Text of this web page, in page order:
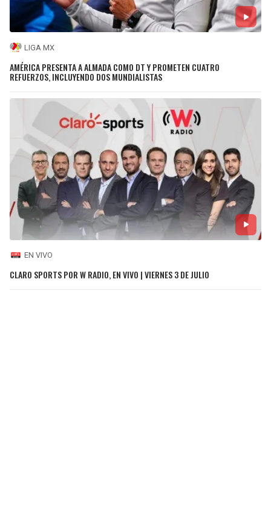
LIGA MX
AMÉRICA PRESENTA A ALMADA COMO DT Y PROMETEN CUATRO
REFUERZOS, INCLUYENDO DOS MUNDIALISTAS
EN VIVO
CLARO SPORTS POR W RADIO, EN VIVO | VIERNES 3 DE JULIO